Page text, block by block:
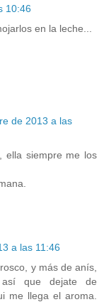
10:46
en la leche...
de 2013 a las
ella siempre me los
a las 11:46
y más de anís,
que dejate de
me llega el aroma.